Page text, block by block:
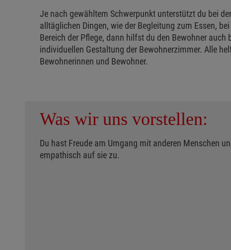
Je nach gewähltem Schwerpunkt unterstützt du bei
alltäglichen Dingen, wie der Begleitung zum Essen,
Bereich der Pflege, dann hilfst du den Bewohner
individuellen Gestaltung der Bewohnerzimmer. Alle
Bewohnerinnen und Bewohner.
Was wir uns vorstellen:
Du hast Freude am Umgang mit anderen Menschen
empathisch auf sie zu.